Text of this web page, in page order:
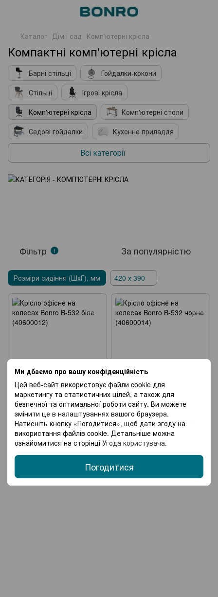
Ми дбаємо про вашу конфіденційність
Цей веб-сайт використовує файли cookie для
маркетингу та статистичних цілей, а також для
безпечної та оптимальної роботи сайту. Ви можете
змінити це в налаштуваннях вашого браузера.
Натисніть кнопку «Погодитися», щоб дати згоду на
використання файлів cookie. Детальніше можна
ознайомитися на сторінці Угода користувача.
Погодитися
Каталог Дім і сад Комп'ютерні крісла
Компактні комп'ютерні крісла
Барні стільці
Гойдалки-кокони
Стільці
Ігрові крісла
Комп'ютерні крісла
Комп'ютерні столи
Садові гойдалки
Кухонне приладдя
Косметичні столики
Журнальні столи
Стелажі
Сушарки для одягу
Садові візки
Теплиці та парники
Агротканина
Всі категорії
Фільтр 1 За популярністю
Розміри сидіння (ШхГ), мм 420 х 390
Хіт
3
Артикул: 40600012
Крісло офісне на колесах
Bonro B-532 біле (40600012)
1 279 грн
Хіт
11
Артикул: 40600014
Крісло офісне на колесах
Bonro B-532 чорне (40600014)
1 381 грн